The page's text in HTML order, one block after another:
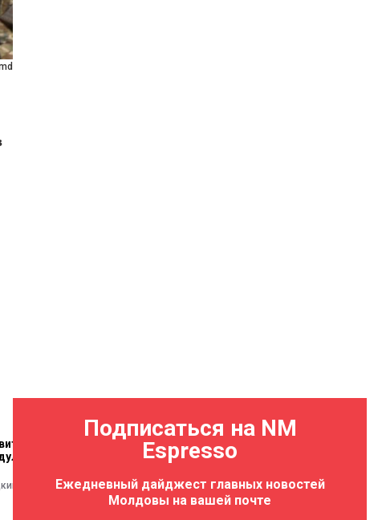
луй-Водэ
07.08.2026 16:46
Подписаться на NM
Espresso
Ежедневный дайджест главных новостей
Молдовы на вашей почте